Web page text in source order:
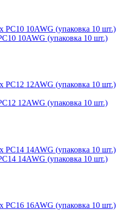
10AWG (упаковка 10 шт.)
12AWG (упаковка 10 шт.)
14AWG (упаковка 10 шт.)